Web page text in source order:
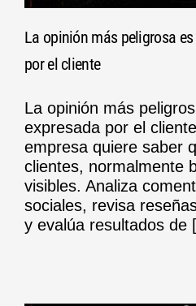
La opinión más peligrosa
por el cliente
La opinión más
expresada por el
empresa quiere saber
clientes, normalmente
visibles. Analiza
sociales, revisa
y evalúa resultados de